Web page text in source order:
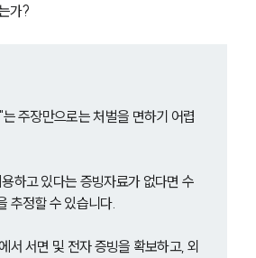
가?
주장만으로는 처벌을 면하기 어렵
하고 있다는 증빙자료가 없다면 수
추정할 수 있습니다.
서 서면 및 전자 증빙을 확보하고, 외